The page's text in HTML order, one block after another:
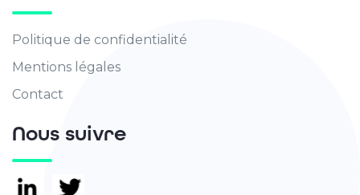
Politique de confidentialité
Mentions légales
Contact
Nous suivre